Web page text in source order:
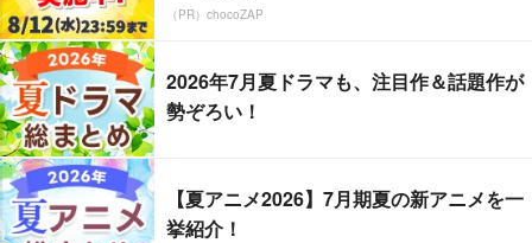
（PR）chocoZAP
2026年7月夏ドラマも、注目作＆話題作が
勢ぞろい！
【夏アニメ2026】7月期夏の新アニメを一
挙紹介！